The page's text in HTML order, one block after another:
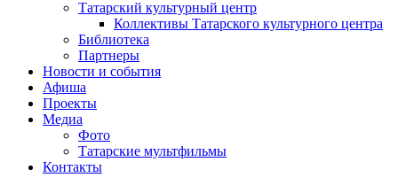
Татарский культурный центр
Коллективы Татарского культурного центра
Библиотека
Партнеры
Новости и события
Афиша
Проекты
Медиа
Фото
Татарские мультфильмы
Контакты